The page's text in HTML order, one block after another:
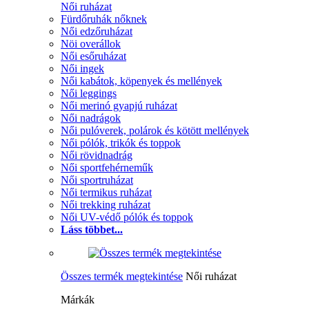
Női ruházat
Fürdőruhák nőknek
Női edzőruházat
Nöi overállok
Női esőruházat
Női ingek
Női kabátok, köpenyek és mellények
Női leggings
Női merinó gyapjú ruházat
Női nadrágok
Női pulóverek, polárok és kötött mellények
Női pólók, trikók és toppok
Női rövidnadrág
Női sportfehérneműk
Női sportruházat
Női termikus ruházat
Női trekking ruházat
Női UV-védő pólók és toppok
Láss többet...
Összes termék megtekintése Női ruházat
Márkák